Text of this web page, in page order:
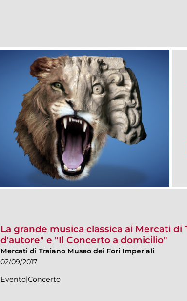
La grande musica classica ai Mercati di
d'autore" e "Il Concerto a domicilio"
Mercati di Traiano Museo dei Fori Imperiali
02/09/2017
Evento|Concerto